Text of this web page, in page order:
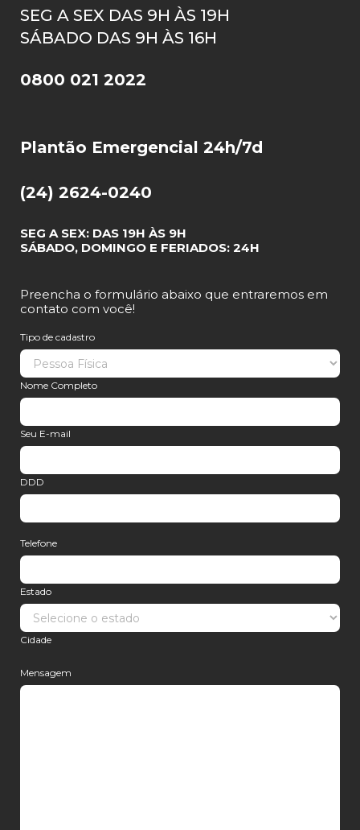
SEG A SEX DAS 9H ÀS 19H
SÁBADO DAS 9H ÀS 16H
0800 021 2022
Plantão Emergencial 24h/7d
(24) 2624-0240
SEG A SEX: DAS 19H ÀS 9H
SÁBADO, DOMINGO E FERIADOS: 24H
Preencha o formulário abaixo que entraremos em
contato com você!
Tipo de cadastro
Nome Completo
Seu E-mail
DDD
Telefone
Estado
Cidade
Mensagem